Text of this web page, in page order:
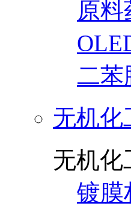
原料
二苯
无机化
无机化
镀膜